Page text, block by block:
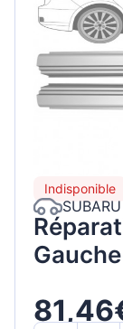
Indisponible